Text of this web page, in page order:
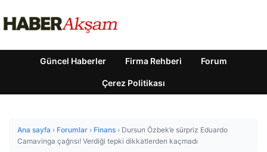
Güncel Haberler Firma Rehberi Forum
Çerez Politikası
Ana sayfa › Forumlar › Finans › Dursun Özbek’e sürpriz Eduardo
Camavinga çağrısı! Verdiği tepki dikkatlerden kaçmadı